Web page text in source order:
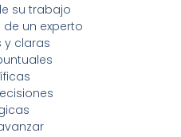
su trabajo
un experto
y claras